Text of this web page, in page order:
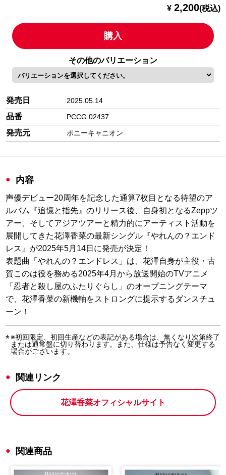
¥ 2,200(税込)
購入
その他のバリエーション
発売日 2025.05.14
品番 PCCG.02437
発売元 ポニーキャニオン
内容
声優デビュー20周年を記念した通算7枚目となる待望のア
ルバム『追憶と指先』のリリース後、自身初となるZeppツ
アー、そしてアジアツアーと精力的にアーティスト活動を
展開してきた花澤香菜の最新シングル『やれんの？エンド
レス』が2025年5月14日に発売が決定！
表題曲「やれんの？エンドレス」は、花澤自身が主役・古
賀このは役を務める2025年4月から放送開始のTVアニメ
「忍者と殺し屋のふたりぐらし」のオープニングテーマ
で、花澤香菜の新機軸をストロングに提示するダンスチュ
ーン！
※初回限定、初回生産などの表記がある場合は、無くなり次第終了
または通常盤に切り替わります。また、仕様は予告なく変更する
場合がございます。
関連リンク
花澤香菜オフィシャルサイト
関連商品